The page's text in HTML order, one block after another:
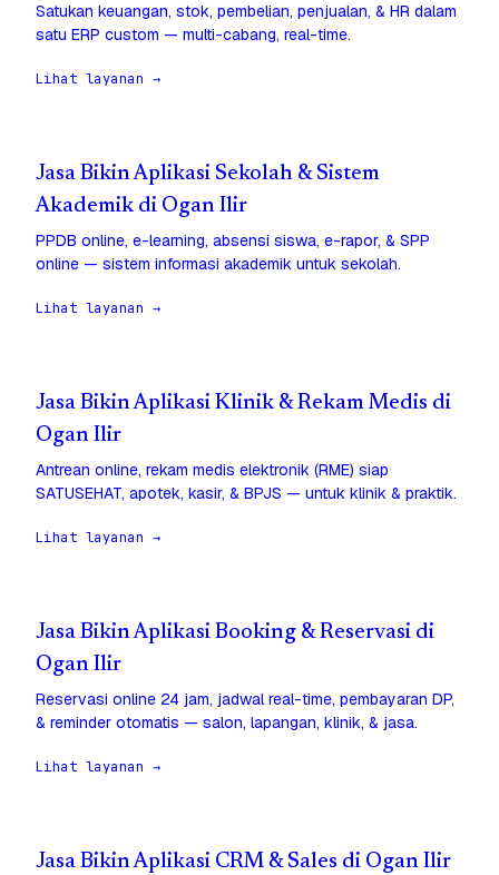
Satukan keuangan, stok, pembelian, penjualan, & HR dalam
satu ERP custom — multi-cabang, real-time.
Lihat layanan →
Jasa Bikin Aplikasi Sekolah & Sistem
Akademik di Ogan Ilir
PPDB online, e-learning, absensi siswa, e-rapor, & SPP
online — sistem informasi akademik untuk sekolah.
Lihat layanan →
Jasa Bikin Aplikasi Klinik & Rekam Medis di
Ogan Ilir
Antrean online, rekam medis elektronik (RME) siap
SATUSEHAT, apotek, kasir, & BPJS — untuk klinik & praktik.
Lihat layanan →
Jasa Bikin Aplikasi Booking & Reservasi di
Ogan Ilir
Reservasi online 24 jam, jadwal real-time, pembayaran DP,
& reminder otomatis — salon, lapangan, klinik, & jasa.
Lihat layanan →
Jasa Bikin Aplikasi CRM & Sales di Ogan Ilir